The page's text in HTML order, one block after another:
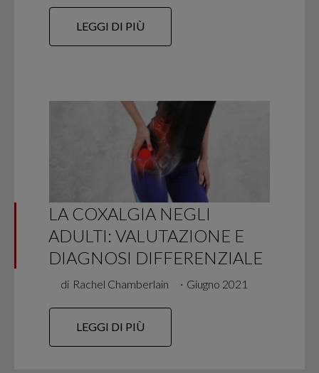
LEGGI DI PIÙ
LA COXALGIA NEGLI
ADULTI: VALUTAZIONE E
DIAGNOSI DIFFERENZIALE
di Rachel Chamberlain ∙ Giugno 2021
LEGGI DI PIÙ